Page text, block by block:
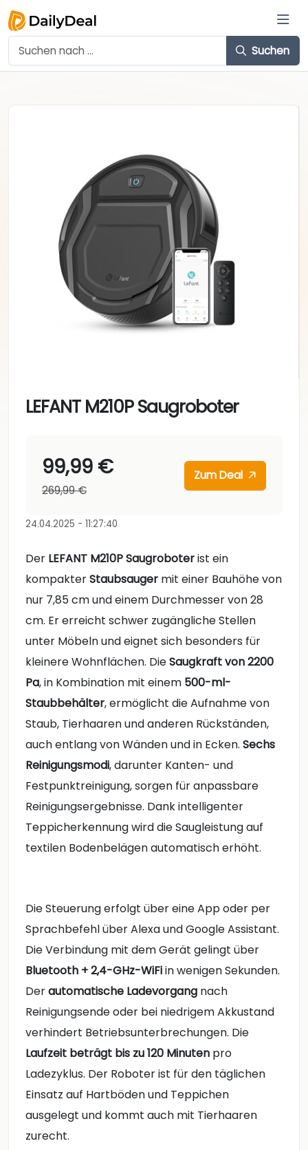
Suchen
LEFANT M210P Saugroboter
99,99 €
269,99 €
Zum Deal
24.04.2025 - 11:27:40
Der LEFANT M210P Saugroboterist ein
kompakterStaubsauger mit einer Bauhöhe von
nur 7,85 cm und einem Durchmesser von 28
cm. Er erreicht schwer zugängliche Stellen
unter Möbeln und eignet sich besonders für
kleinere Wohnflächen. DieSaugkraft von 2200
Pa, in Kombination mit einem 500-ml-
Staubbehälter, ermöglicht die Aufnahme von
Staub, Tierhaaren und anderen Rückständen,
auch entlang von Wänden und in Ecken. Sechs
Reinigungsmodi, darunter Kanten- und
Festpunktreinigung, sorgen für anpassbare
Reinigungsergebnisse. Dank intelligenter
Teppicherkennung wird die Saugleistung auf
textilen Bodenbelägen automatisch erhöht.
Die Steuerung erfolgt über eine App oder per
Sprachbefehl über Alexa und Google Assistant.
Die Verbindung mit dem Gerät gelingt über
Bluetooth + 2,4-GHz-WiFiin wenigen Sekunden.
Derautomatische Ladevorgang nach
Reinigungsende oder bei niedrigem Akkustand
verhindert Betriebsunterbrechungen. Die
Laufzeit beträgt bis zu 120 Minuten pro
Ladezyklus. Der Roboter ist für den täglichen
Einsatz auf Hartböden und Teppichen
ausgelegt und kommt auch mit Tierhaaren
zurecht.